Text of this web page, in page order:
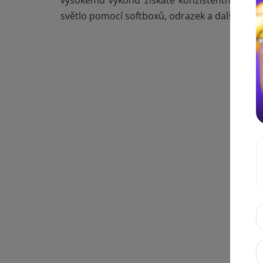
světlo pomocí softboxů, odrazek a dalších